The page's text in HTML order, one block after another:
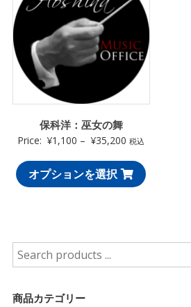
保科洋：巫女の舞
Price: ¥1,100 – ¥35,200 税込
オプションを選択
Search
for:
商品カテゴリー